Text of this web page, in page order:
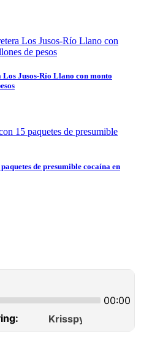
Jusos-Río Llano con monto
de presumible cocaína en